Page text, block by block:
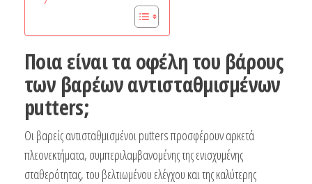
Ποια είναι τα οφέλη του βάρους
των βαρέων αντισταθμισμένων
putters;
Οι βαρείς αντισταθμισμένοι putters προσφέρουν αρκετά
πλεονεκτήματα, συμπεριλαμβανομένης της ενισχυμένης
σταθερότητας, του βελτιωμένου ελέγχου και της καλύτερης